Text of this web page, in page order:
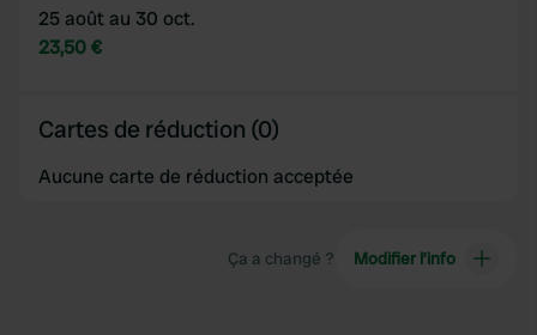
25 août au 30 oct.
23,50 €
Cartes de réduction (0)
Aucune carte de réduction acceptée
Ça a changé ? Modifier l’info